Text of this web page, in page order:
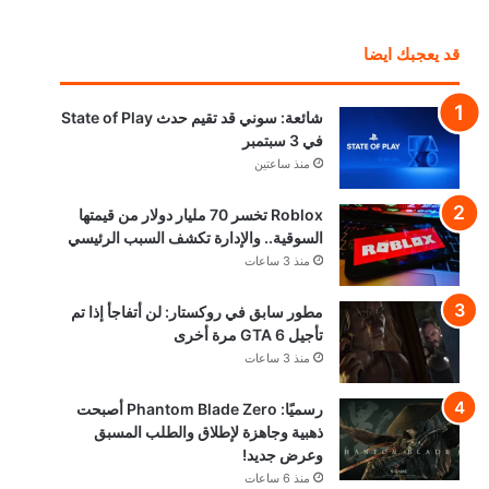
قد يعجبك ايضا
شائعة: سوني قد تقيم حدث State of Play
في 3 سبتمبر
منذ ساعتين
Roblox تخسر 70 مليار دولار من قيمتها
السوقية.. والإدارة تكشف السبب الرئيسي
منذ 3 ساعات
مطور سابق في روكستار: لن أتفاجأ إذا تم
تأجيل GTA 6 مرة أخرى
منذ 3 ساعات
رسميًا: Phantom Blade Zero أصبحت
ذهبية وجاهزة لإطلاق والطلب المسبق
وعرض جديد!
منذ 6 ساعات